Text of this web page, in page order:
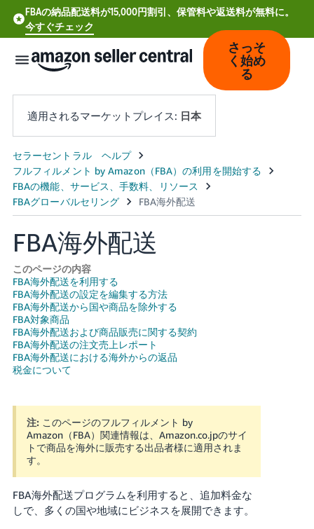
FBAの納品配送料が15,000円割引、保管料や返送料が無料に。
今すぐチェック
日
本
中
文
-
CN
Deutsch
- DE
Español
- ES
Français
- FR
- IT
한
국
어
-
KRロ
さっそ
く始め
る
適用されるマーケットプレイス: 日本
FBA海外配送
このページの内容
FBA海外配送を利用する
FBA海外配送の設定を編集する方法
FBA海外配送から国や商品を除外する
FBA対象商品
FBA海外配送および商品販売に関する契約
FBA海外配送の注文売上レポート
FBA海外配送における海外からの返品
税金について
注: このページのフルフィルメント by
Amazon（FBA）関連情報は、Amazon.co.jpのサイ
トで商品を海外に販売する出品者様に適用されま
す。
FBA海外配送プログラムを利用すると、追加料金な
しで、多くの国や地域にビジネスを展開できます。